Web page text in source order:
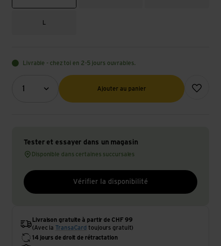
Livrable - chez toi en 2-5 jours ouvrables.
1
Quantité (optionnel)
Ajouter au panier
Ajouter à
Tester et essayer dans un magasin
Disponible dans certaines succursales
Vérifier la disponibilité
Livraison gratuite à partir de CHF 99
(Avec la
TransaCard toujours gratuit)
14 jours de droit de rétractation